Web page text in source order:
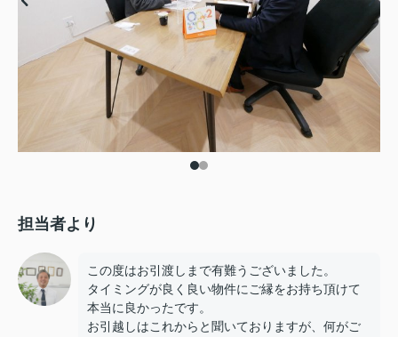
担当者より
この度はお引渡しまで有難うございました。
タイミングが良く良い物件にご縁をお持ち頂けて
本当に良かったです。
お引越しはこれからと聞いておりますが、何がご